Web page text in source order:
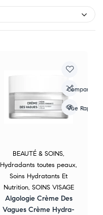
Compare
Vue Rapide
BEAUTÉ & SOINS,
Hydradants toutes peaux,
Soins Hydratants Et
Nutrition, SOINS VISAGE
Algologie Crème Des
Vagues Crème Hydra-